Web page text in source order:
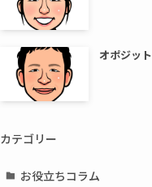
オポジット
カテゴリー
お役立ちコラム